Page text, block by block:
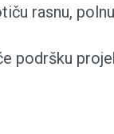
rasnu,
podršku